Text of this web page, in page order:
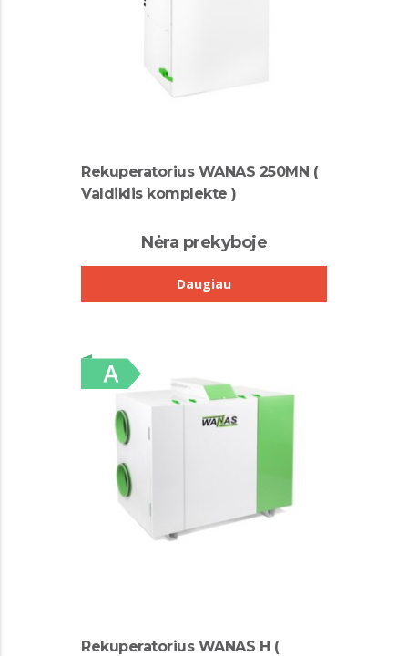
Rekuperatorius WANAS 250MN (
Valdiklis komplekte )
Nėra prekyboje
Daugiau
Rekuperatorius WANAS H (